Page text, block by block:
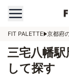
FIT PALETTE 京都府
三宅八幡
して探す